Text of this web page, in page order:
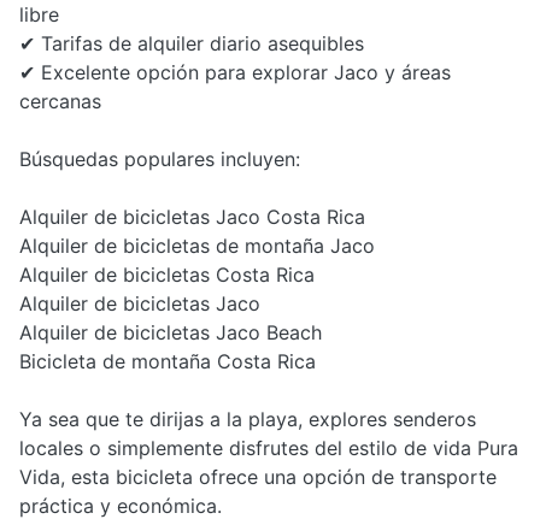
libre
✔ Tarifas de alquiler diario asequibles
✔ Excelente opción para explorar Jaco y áreas
cercanas
Búsquedas populares incluyen:
Alquiler de bicicletas Jaco Costa Rica
Alquiler de bicicletas de montaña Jaco
Alquiler de bicicletas Costa Rica
Alquiler de bicicletas Jaco
Alquiler de bicicletas Jaco Beach
Bicicleta de montaña Costa Rica
Ya sea que te dirijas a la playa, explores senderos
locales o simplemente disfrutes del estilo de vida Pura
Vida, esta bicicleta ofrece una opción de transporte
práctica y económica.